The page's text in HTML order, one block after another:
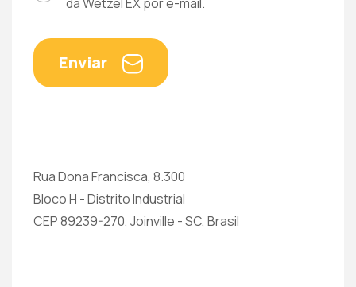
Rua Dona Francisca, 8.300
Bloco H - Distrito Industrial
CEP 89239-270, Joinville - SC, Brasil
Enviar